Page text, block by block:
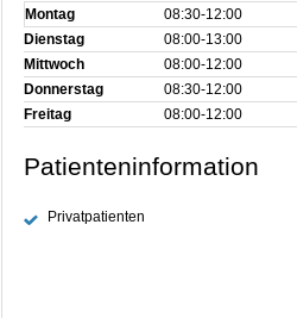
Montag 08:30‑12:00
Dienstag
08:00‑13:00
Mittwoch
08:00‑12:00
Donnerstag
08:30‑12:00
Freitag
08:00‑12:00
Patienteninformation
Privatpatienten